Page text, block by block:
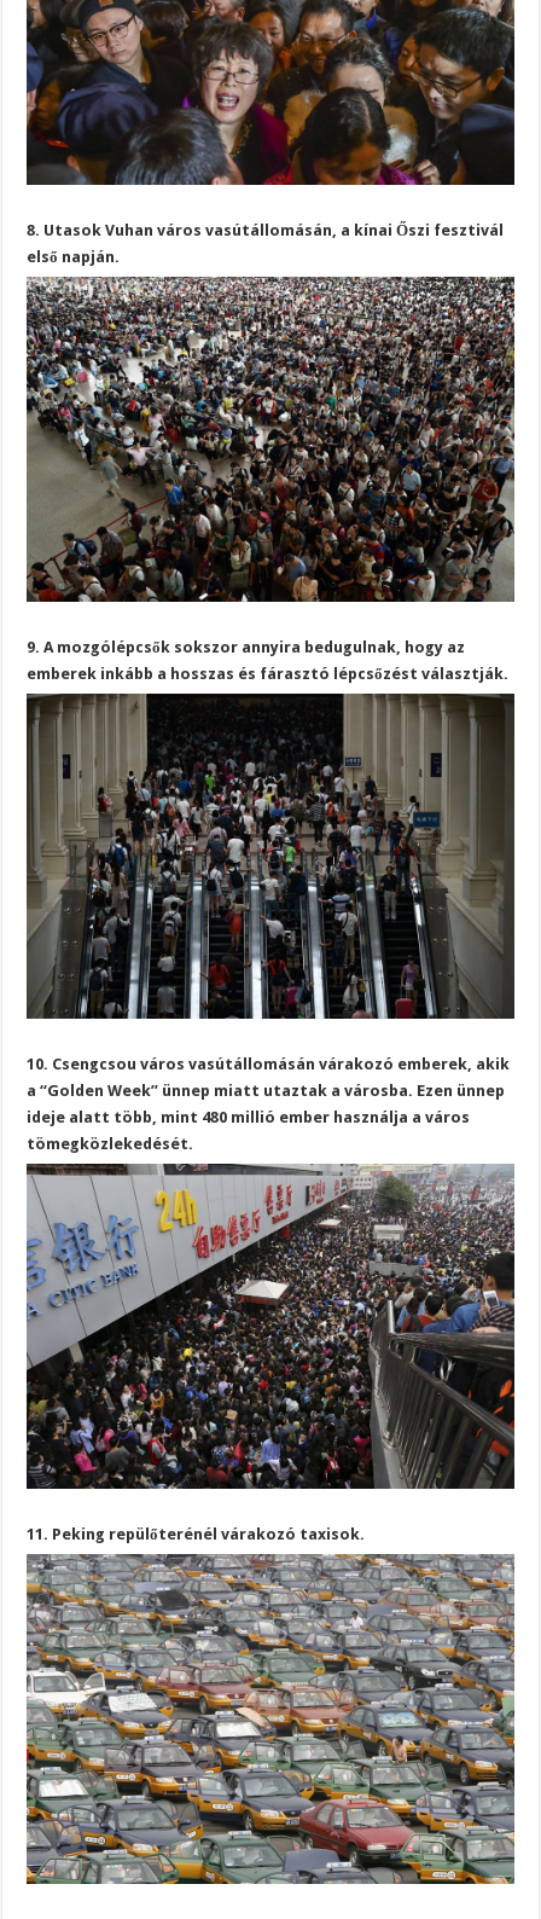
8. Utasok Vuhan város vasútállomásán, a kínai Őszi fesztivál
első napján.
9. A mozgólépcsők sokszor annyira bedugulnak, hogy az
emberek inkább a hosszas és fárasztó lépcsőzést választják.
10. Csengcsou város vasútállomásán várakozó emberek, akik
a “Golden Week” ünnep miatt utaztak a városba. Ezen ünnep
ideje alatt több, mint 480 millió ember használja a város
tömegközlekedését.
11. Peking repülőterénél várakozó taxisok.